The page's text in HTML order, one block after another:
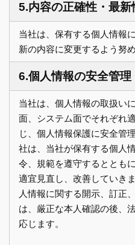
5.内容の正確性・最新
当社は、保有する個人情報
新の内容に変更するよう努め
6.個人情報の安全管理
当社は、個人情報の取扱い
面、システム面でそれぞれ
じ、個人情報保護に安全管
社は、当社が保有する個人
令、規範を遵守するととも
適宜見直し、改善していき
人情報に関する開示、訂正
は、厳正な本人確認の後、
応じます。